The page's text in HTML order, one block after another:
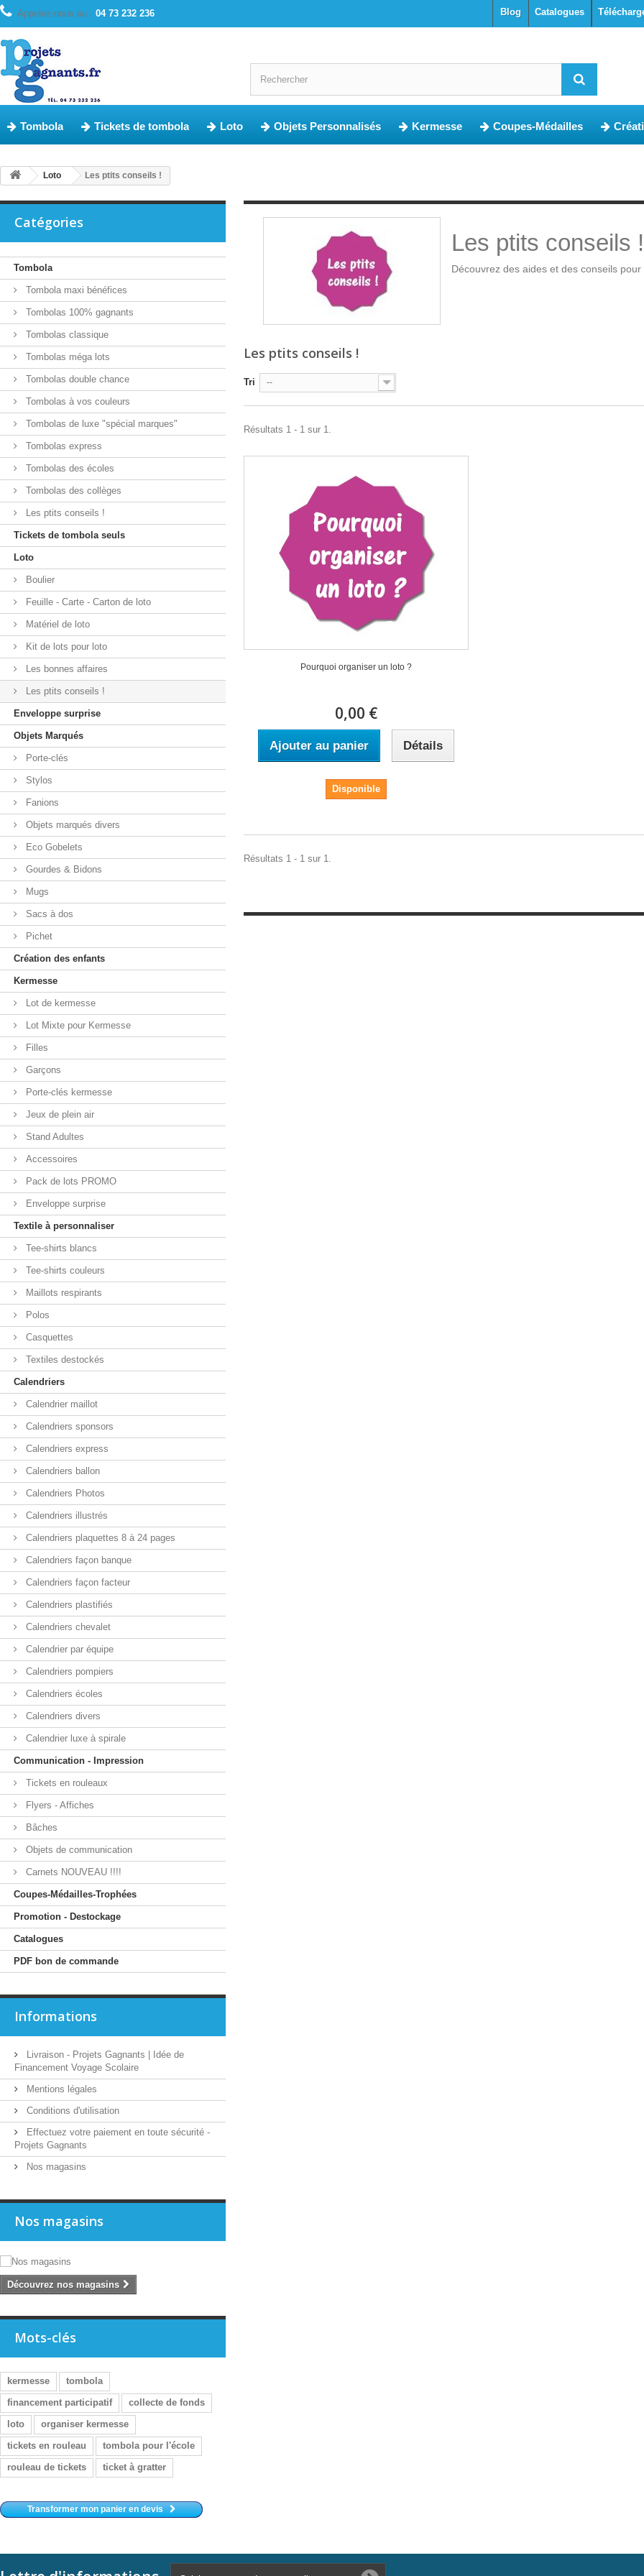
Appelez-nous au : 04 73 232 236 Catalogues
blog
Tombola Tickets de tombola Loto Objets Personnalisés Kermesse Coupes-Médailles
Loto Les ptits conseils !
Catégories
Tombola
Tombola maxi bénéfices
Tombolas 100% gagnants
Tombolas classique
Tombolas méga lots
Tombolas double chance
Tombolas à vos couleurs
Tombolas de luxe "spécial marques"
Tombolas express
Tombolas des écoles
Tombolas des collèges
Les ptits conseils !
Tickets de tombola seuls
Loto
Boulier
Feuille - Carte - Carton de loto
Matériel de loto
Kit de lots pour loto
Les bonnes affaires
Les ptits conseils !
Enveloppe surprise
Objets Marqués
Porte-clés
Stylos
Fanions
Objets marqués divers
Eco Gobelets
Gourdes & Bidons
Mugs
Sacs à dos
Pichet
Création des enfants
Kermesse
Lot de kermesse
Lot Mixte pour Kermesse
Filles
Garçons
Porte-clés kermesse
Jeux de plein air
Stand Adultes
Accessoires
Pack de lots PROMO
Enveloppe surprise
Textile à personnaliser
Tee-shirts blancs
Tee-shirts couleurs
Maillots respirants
Polos
Casquettes
Textiles destockés
Calendriers
Calendrier maillot
Calendriers sponsors
Calendriers express
Calendriers ballon
Calendriers Photos
Calendriers illustrés
Calendriers plaquettes 8 à 24 pages
Calendriers façon banque
Calendriers façon facteur
Calendriers plastifiés
Calendriers chevalet
Calendrier par équipe
Calendriers pompiers
Calendriers écoles
Calendriers divers
Calendrier luxe à spirale
Communication - Impression
Tickets en rouleaux
Flyers - Affiches
Bâches
Objets de communication
Carnets NOUVEAU !!!!
Coupes-Médailles-Trophées
Promotion - Destockage
Catalogues
PDF bon de commande
Informations
Livraison - Projets Gagnants | Idée de
Financement Voyage Scolaire
Mentions légales
Conditions d'utilisation
Effectuez votre paiement en toute sécurité -
Projets Gagnants
Nos magasins
Nos magasins
Découvrez nos magasins
Mots-clés
kermesse
tombola
financement participatif
collecte de fonds
loto
organiser kermesse
tickets en rouleau
tombola pour l'école
rouleau de tickets
ticket à gratter
Transformer mon panier en devis
Les ptits conseils !
Découvrez des aides et des conseils pour
Les ptits conseils !
Tri --
Résultats 1 - 1 sur 1.
Pourquoi organiser un loto ?
0,00 €
Ajouter au panier Détails
Disponible
Résultats 1 - 1 sur 1.